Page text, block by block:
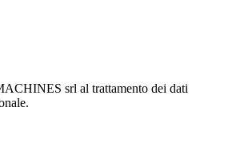
srl al trattamento dei dati